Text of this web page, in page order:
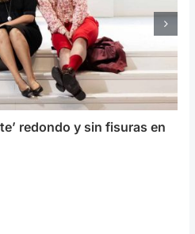
redondo y sin fisuras en